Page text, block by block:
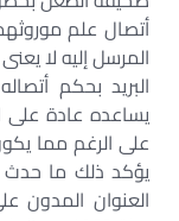
أتصال علم
المرسل إليه لا
البريد بحكم
يساعده عادة على
على الرغم مما
يؤكد ذلك ما حدث